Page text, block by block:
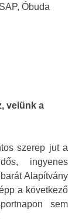
Óbuda
velünk a
szerep jut a
ingyenes
Alapítvány
a következő
sem